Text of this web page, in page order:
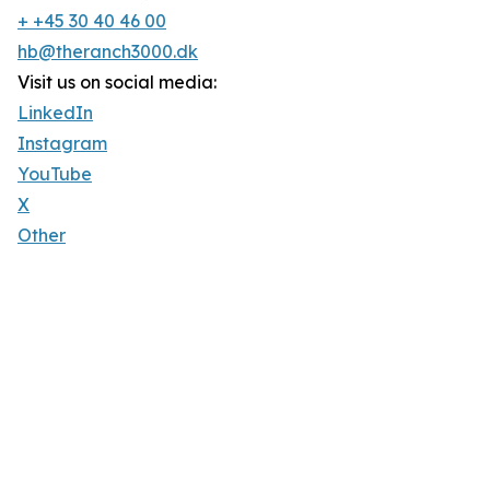
+ +45 30 40 46 00
hb@theranch3000.dk
Visit us on social media:
LinkedIn
Instagram
YouTube
X
Other